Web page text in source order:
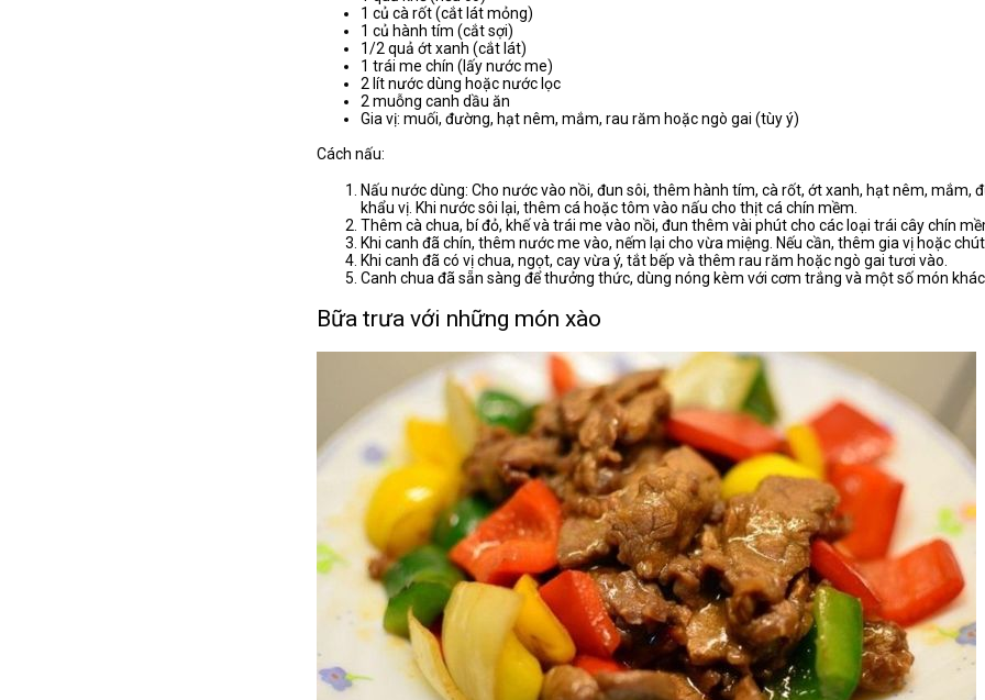
1 củ cà rốt (cắt lát mỏng)
1 củ hành tím (cắt sợi)
1/2 quả ớt xanh (cắt lát)
1 trái me chín (lấy nước me)
2 lít nước dùng hoặc nước lọc
2 muỗng canh dầu ăn
Gia vị: muối, đường, hạt nêm, mắm, rau răm hoặc ngò gai (tùy ý)
Cách nấu:
Nấu nước dùng: Cho nước vào nồi, đun sôi, thêm hành tím, cà rốt, ớt xanh, hạt nêm, mắm,
khẩu vị. Khi nước sôi lại, thêm cá hoặc tôm vào nấu cho thịt cá chín mềm.
Thêm cà chua, bí đỏ, khế và trái me vào nồi, đun thêm vài phút cho các loại trái cây chín
Khi canh đã chín, thêm nước me vào, nếm lại cho vừa miệng. Nếu cần, thêm gia vị hoặc
Khi canh đã có vị chua, ngọt, cay vừa ý, tắt bếp và thêm rau răm hoặc ngò gai tươi vào.
Canh chua đã sẵn sàng để thưởng thức, dùng nóng kèm với cơm trắng và một số món khác
Bữa trưa với những món xào